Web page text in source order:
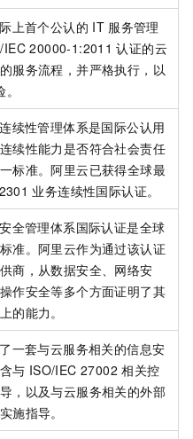
上首个公认的 IT 服务管理
IEC 20000-1:2011 认证的云
服务流程，并严格执行，以
续性管理体系是国际公认用
续性能力是否符合社会责任
标准。阿里云已获得全球最
业务连续性国际认证。
全管理体系国际认证是全球
准。阿里云作为通过该认证
商，从数据安全、网络安
作安全等多个方面证明了其
的能力。
一套与云服务相关的信息安
与 ISO/IEC 27002 相关控
，以及与云服务相关的外部
施指导。